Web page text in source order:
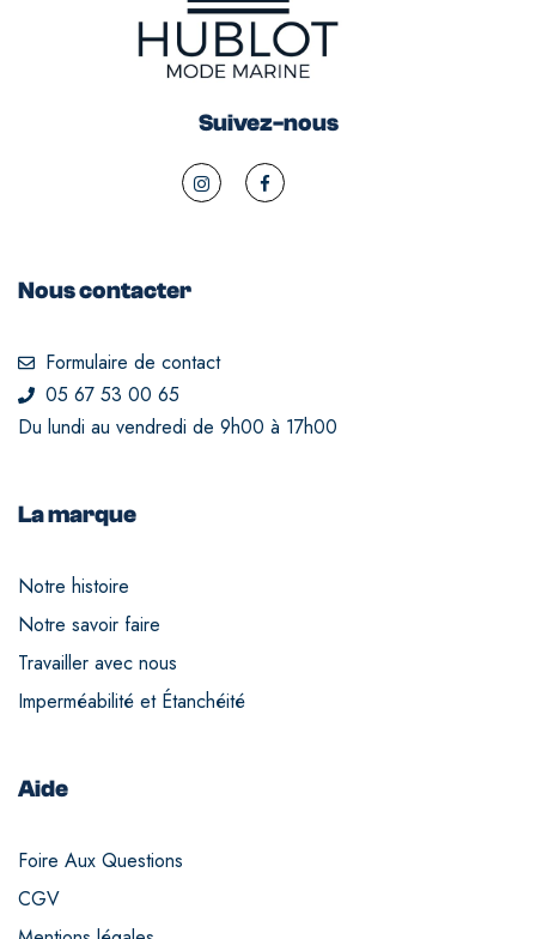
Suivez-nous
Nous contacter
Formulaire de contact
05 67 53 00 65
Du lundi au vendredi de 9h00 à 17h00
La marque
Notre histoire
Notre savoir faire
Travailler avec nous
Imperméabilité et Étanchéité
Aide
Foire Aux Questions
CGV